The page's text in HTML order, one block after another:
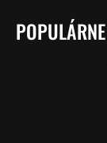
POPULÁRNE